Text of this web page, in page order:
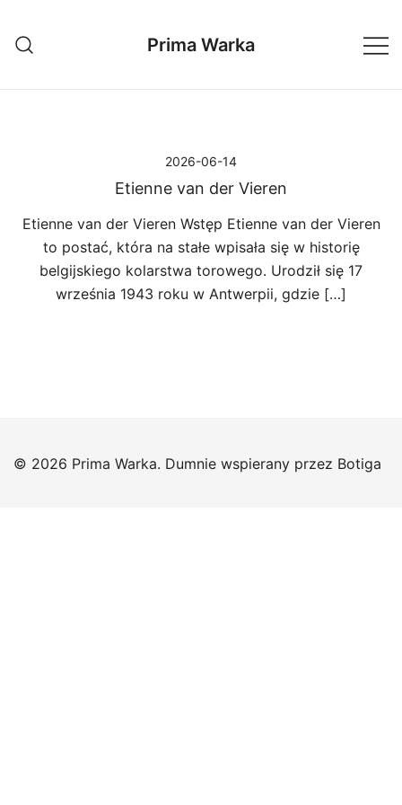
treści
Prima Warka
2026-06-14
Etienne van der Vieren
Etienne van der Vieren Wstęp Etienne van der Vieren
to postać, która na stałe wpisała się w historię
belgijskiego kolarstwa torowego. Urodził się 17
września 1943 roku w Antwerpii, gdzie […]
© 2026 Prima Warka. Dumnie wspierany przez Botiga